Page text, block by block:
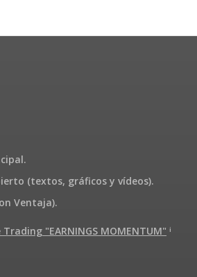
(textos, gráficos y vídeos).
Ventaja).
"EARNINGS MOMENTUM" ¡